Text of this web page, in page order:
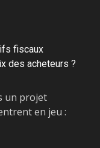
fiscaux
des acheteurs ?
un projet
en jeu :